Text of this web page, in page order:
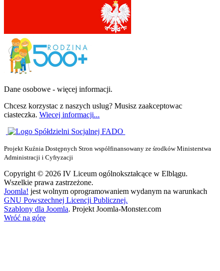
Dane osobowe - więcej informacji.
Chcesz korzystac z naszych uslug? Musisz zaakceptowac
ciasteczka. Wiecej informacji...
Projekt Kuźnia Dostępnych Stron współfinansowany ze środków Ministerstwa
Administracji i Cyfryzacji
Copyright © 2026 IV Liceum ogólnokształcące w Elblągu.
Wszelkie prawa zastrzeżone.
Joomla! jest wolnym oprogramowaniem wydanym na warunkach
GNU Powszechnej Licencji Publicznej.
Szablony dla Joomla. Projekt Joomla-Monster.com
Wróć na górę